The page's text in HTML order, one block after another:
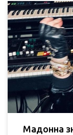
Мадонна